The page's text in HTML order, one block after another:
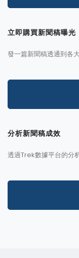
立即購買新聞稿曝光
發一篇新聞稿透通到各
分析新聞稿成效
透過Trek數據平台的分